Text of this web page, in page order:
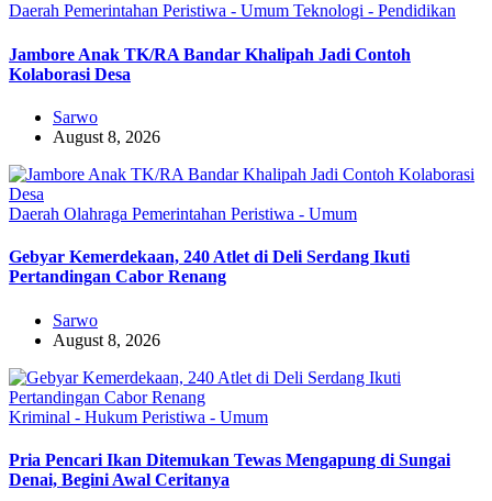
Daerah Pemerintahan Peristiwa - Umum Teknologi - Pendidikan
Jambore Anak TK/RA Bandar Khalipah Jadi Contoh
Kolaborasi Desa
Sarwo
August 8, 2026
Daerah Olahraga Pemerintahan Peristiwa - Umum
Gebyar Kemerdekaan, 240 Atlet di Deli Serdang Ikuti
Pertandingan Cabor Renang
Sarwo
August 8, 2026
Kriminal - Hukum Peristiwa - Umum
Pria Pencari Ikan Ditemukan Tewas Mengapung di Sungai
Denai, Begini Awal Ceritanya‎